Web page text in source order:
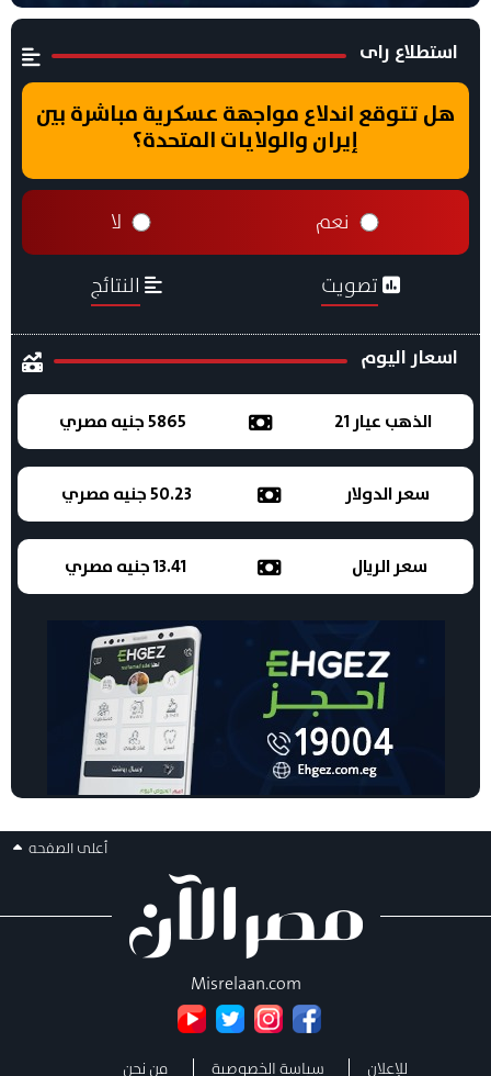
استطلاع راى
هل تتوقع اندلاع مواجهة عسكرية مباشرة بين
إيران والولايات المتحدة؟
نعم لا
تصويت النتائج
اسعار اليوم
الذهب عيار 21 5865 جنيه مصري
سعر الدولار 50.23 جنيه مصري
سعر الريال 13.41 جنيه مصري
أعلى الصفحه
Misrelaan.com
للإعلان سياسة الخصوصية من نحن